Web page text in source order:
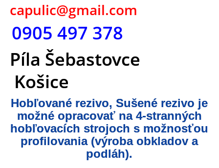
capulic@gmail.com
0905 497 378
Píla Šebastovce
Košice
Hobľované rezivo, Sušené rezivo je
možné opracovať na 4-stranných
hobľovacích strojoch s možnosťou
profilovania (výroba obkladov a
podláh).